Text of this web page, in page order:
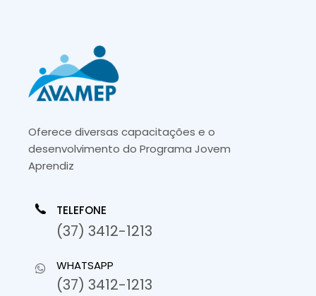
Oferece diversas capacitações e o
desenvolvimento do Programa Jovem
Aprendiz
TELEFONE
(37) 3412-1213
WHATSAPP
(37) 3412-1213